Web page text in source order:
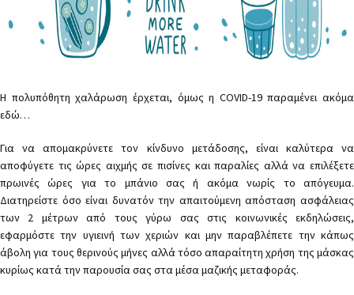
Η πολυπόθητη χαλάρωση έρχεται, όμως η COVID-19 παραμένει ακόμα
εδώ…
Για να απομακρύνετε τον κίνδυνο μετάδοσης, είναι καλύτερα να
αποφύγετε τις ώρες αιχμής σε πισίνες και παραλίες αλλά να επιλέξετε
πρωινές ώρες για το μπάνιο σας ή ακόμα νωρίς το απόγευμα.
Διατηρείστε όσο είναι δυνατόν την απαιτούμενη απόσταση ασφάλειας
των 2 μέτρων από τους γύρω σας στις κοινωνικές εκδηλώσεις,
εφαρμόστε την υγιεινή των χεριών και μην παραβλέπετε την κάπως
άβολη για τους θερινούς μήνες αλλά τόσο απαραίτητη χρήση της μάσκας
κυρίως κατά την παρουσία σας στα μέσα μαζικής μεταφοράς.